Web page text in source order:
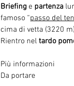
Briefing e partenza
famoso “passo del
cima di vetta (3220
Rientro nel tardo
Più informazioni